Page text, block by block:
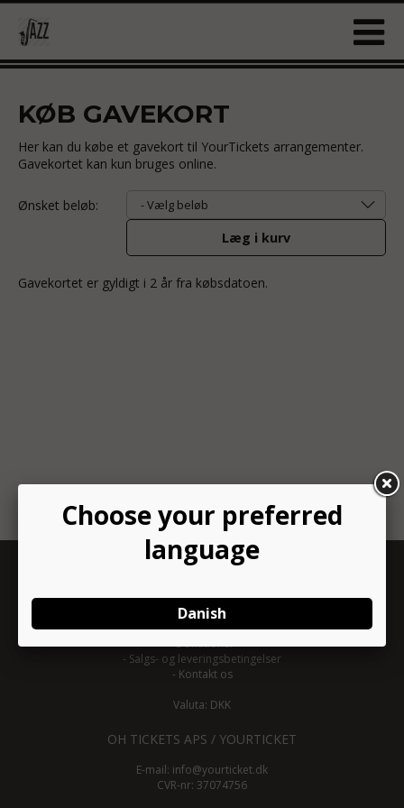
KØB GAVEKORT
Her kan du købe et gavekort til YourTickets arrangementer.
Gavekortet kan kun bruges online.
Ønsket beløb: - Vælg beløb
Læg i kurv
Gavekortet er gyldigt i 2 år fra købsdatoen.
INFORMATION
-Om YourTicket
Bliv arrangør
-Arrangør login
-Donationer
- Salgs- og leveringsbetingelser
- Kontakt os
Valuta: DKK
OH TICKETS APS / YOURTICKET
E-mail: info@yourticket.dk
CVR-nr: 37074756